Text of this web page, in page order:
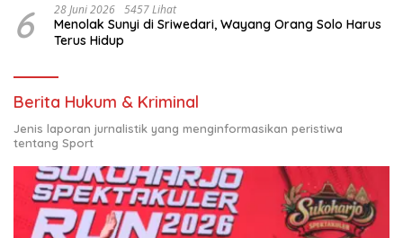
6 28 Juni 2026 5457 Lihat
Menolak Sunyi di Sriwedari, Wayang Orang Solo Harus
Terus Hidup
Berita Hukum & Kriminal
Jenis laporan jurnalistik yang menginformasikan peristiwa
tentang Sport